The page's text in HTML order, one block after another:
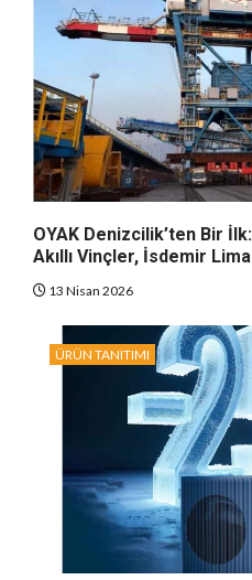
OYAK Denizcilik’ten Bir
Akıllı Vinçler, İsdemir
13 Nisan 2026
ÜRÜN TANITIMI